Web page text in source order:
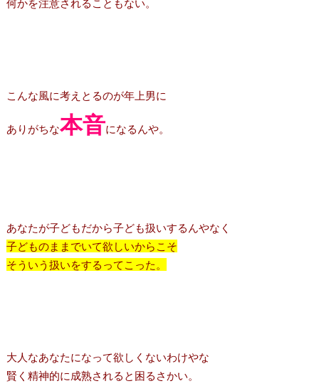
何かを注意されることもない。
こんな風に考えとるのが年上男に
ありがちな本音になるんや。
あなたが子どもだから子ども扱いするんやなく
子どものままでいて欲しいからこそ
そういう扱いをするってこった。
大人なあなたになって欲しくないわけやな
賢く精神的に成熟されると困るさかい。